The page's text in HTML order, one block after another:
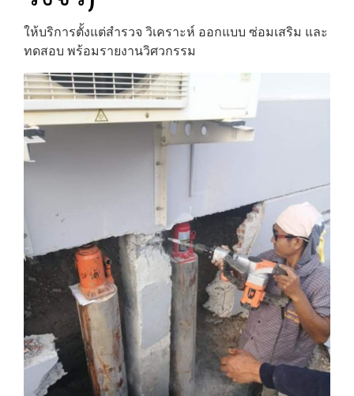
ให้บริการตั้งแต่สำรวจ วิเคราะห์ ออกแบบ ซ่อมเสริม และ
ทดสอบ พร้อมรายงานวิศวกรรม